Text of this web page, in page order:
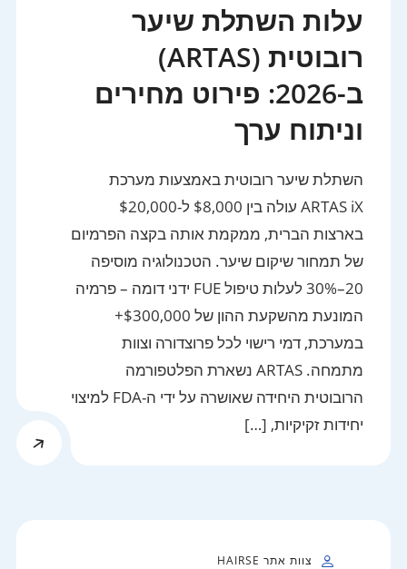
עלות השתלת שיער
רובוטית (ARTAS)
ב-2026: פירוט מחירים
וניתוח ערך
השתלת שיער רובוטית באמצעות מערכת
ARTAS iX עולה בין $8,000 ל-$20,000
בארצות הברית, ממקמת אותה בקצה הפרמיום
של תמחור שיקום שיער. הטכנולוגיה מוסיפה
20–30% לעלות טיפול FUE ידני דומה – פרמיה
המונעת מהשקעת ההון של $300,000+
במערכת, דמי רישוי לכל פרוצדורה וצוות
מתמחה. ARTAS נשארת הפלטפורמה
הרובוטית היחידה שאושרה על ידי ה-FDA למיצוי
יחידות זקיקיות, […]
צוות אתר HAIRSE